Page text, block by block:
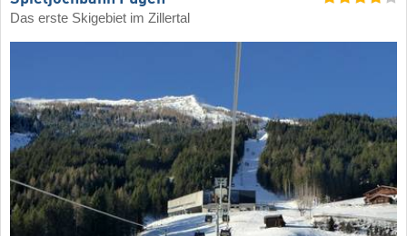
Das erste Skigebiet im Zillertal